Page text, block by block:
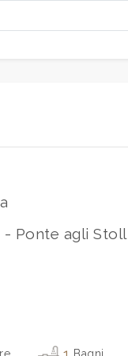
- Ponte agli